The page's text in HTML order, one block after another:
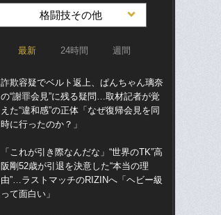
格闘技その他
最新 24時間 週間
詐欺容疑でベルト返上、ぱんちゃん璃奈
の“謝罪会見”に残る疑問…取材記者が覚
えた“違和感”の正体「なぜ復帰会見を同
時に行ったのか？」
「これが引き際なんだな」“世界のTK”高
阪剛52歳が引退を決意した“本当の理
由”…ラストマッチのRIZINへ「ヘビー級
って面白い」